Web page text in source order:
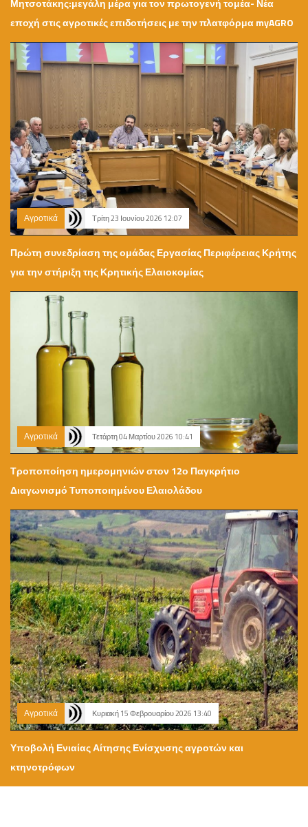
Μητσοτάκης:μεγάλη μέρα για τον πρωτογενή τομέα- Νέα
εποχή στις αγροτικές επιδοτήσεις με την πλατφόρμα myAGRO
Αγροτικά Τρίτη 23 Ιουνίου 2026 12:07
Πρώτη συνεδρίαση της ομάδας Εργασίας Περιφέρειας Κρήτης
για την στήριξη της Κρητικής Ελαιοκομίας
Αγροτικά Τετάρτη 04 Μαρτίου 2026 10:41
Τροποποίηση ημερομηνιών στον 12ο Παγκρήτιο
Διαγωνισμό Τυποποιημένου Ελαιολάδου
Αγροτικά Κυριακή 15 Φεβρουαρίου 2026 13:40
Υποβολή Ενιαίας Αίτησης Ενίσχυσης αγροτών και
κτηνοτρόφων